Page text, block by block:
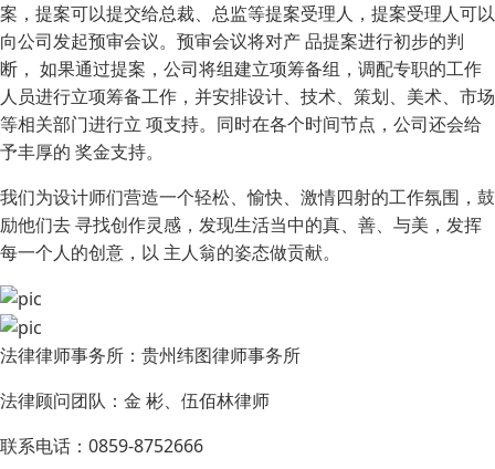
案，提案可以提交给总裁、总监等提案受理人，提案受理人可以
向公司发起预审会议。预审会议将对产 品提案进行初步的判
断， 如果通过提案，公司将组建立项筹备组，调配专职的工作
人员进行立项筹备工作，并安排设计、技术、策划、美术、市场
等相关部门进行立 项支持。同时在各个时间节点，公司还会给
予丰厚的 奖金支持。
我们为设计师们营造一个轻松、愉快、激情四射的工作氛围，鼓
励他们去 寻找创作灵感，发现生活当中的真、善、与美，发挥
每一个人的创意，以 主人翁的姿态做贡献。
法律律师事务所：贵州纬图律师事务所
法律顾问团队：金 彬、伍佰林律师
联系电话：0859-8752666